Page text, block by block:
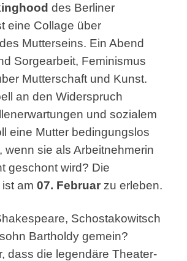
des Berliner
eine Collage über
Mutterseins. Ein Abend
Sorgearbeit, Feminismus
Mutterschaft und Kunst.
an den Widerspruch
und sozialem
eine Mutter bedingungslos
wenn sie als Arbeitnehmerin
geschont wird? Die
am 07. Februar zu erleben.
Schostakowitsch
Bartholdy gemein?
dass die legendäre Theater-